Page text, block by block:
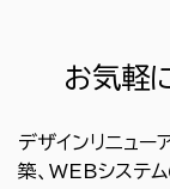
お気軽
デザインリニュー
築、WEBシステ